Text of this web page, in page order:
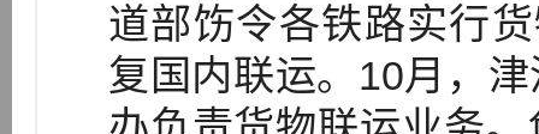
道部饬令各铁路实行
复国内联运。10月，